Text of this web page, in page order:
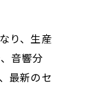
り、生産
音響分
最新のセ